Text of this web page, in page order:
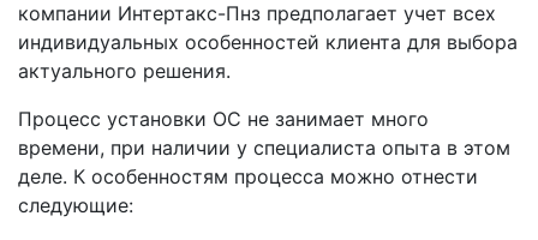
компании Интертакс-Пнз предполагает учет всех
индивидуальных особенностей клиента для выбора
актуального решения.
Процесс установки ОС не занимает много
времени, при наличии у специалиста опыта в этом
деле. К особенностям процесса можно отнести
следующие: